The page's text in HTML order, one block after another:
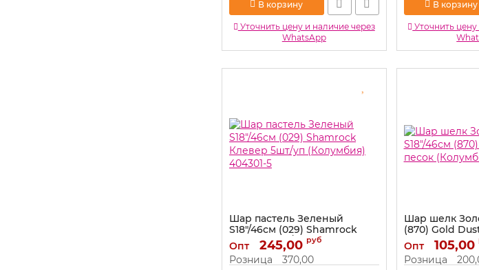
В корзину
Уточнить цену и наличие через
WhatsApp
В корзину
Уточнить
Шар пастель Зеленый
S18"/46см (029) Shamrock
Клевер 5шт/уп (Колумбия)
404301-5
Артикул: 404301-5
Опт 245,00 руб
Розница 370,00
Шар шелк
(870) Gold
(Колумбия)
Артикул: 118870-1
Опт 105,00
Розница